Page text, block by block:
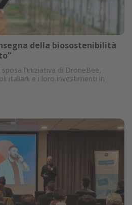
della biosostenibilità
l’iniziativa di DroneBee,
italiani e i loro investimenti in